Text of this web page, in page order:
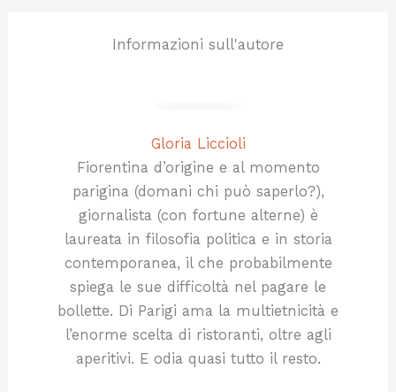
Informazioni sull'autore
Gloria Liccioli
Fiorentina d’origine e al momento
parigina (domani chi può saperlo?),
giornalista (con fortune alterne) è
laureata in filosofia politica e in storia
contemporanea, il che probabilmente
spiega le sue difficoltà nel pagare le
bollette. Di Parigi ama la multietnicità e
l’enorme scelta di ristoranti, oltre agli
aperitivi. E odia quasi tutto il resto.